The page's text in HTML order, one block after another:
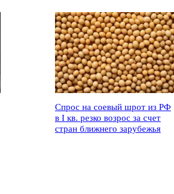
Спрос на соевый шрот из РФ
в I кв. резко возрос за счет
стран ближнего зарубежья